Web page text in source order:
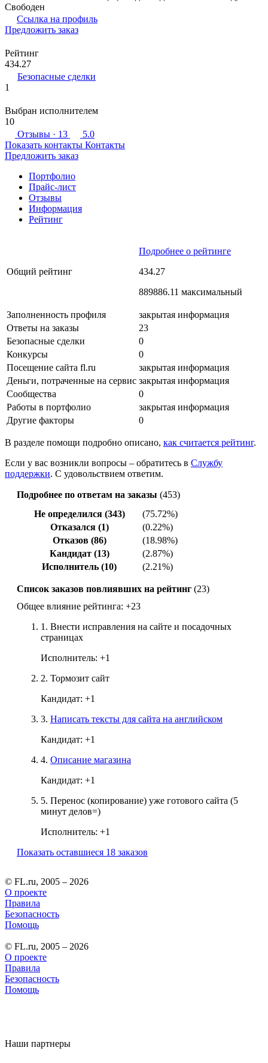
Свободен
Ссылка на профиль
Предложить заказ
Рейтинг
434.27
Безопасные сделки
1
Выбран исполнителем
10
Отзывы · 13
5.0
Показать контакты Контакты
Предложить заказ
Портфолио
Прайс-лист
Отзывы
Информация
Рейтинг
Общий рейтинг
Подробнее о рейтинге
434.27
889886.11 максимальный
Заполненность профиля
закрытая информация
Ответы на заказы
23
Безопасные сделки
0
Конкурсы
0
Посещение сайта fl.ru
закрытая информация
Деньги, потраченные на сервис закрытая информация
Сообщества
0
Работы в портфолио
закрытая информация
Другие факторы
0
В разделе помощи подробно описано, как считается рейтинг.
Если у вас возникли вопросы – обратитесь в Службу
поддержки. С удовольствием ответим.
Подробнее по ответам на заказы (453)
Не определился (343)
(75.72%)
Отказался (1)
(0.22%)
Отказов (86)
(18.98%)
Кандидат (13)
(2.87%)
Исполнитель (10)
(2.21%)
Список заказов повлиявших на рейтинг (23)
Общее влияние рейтинга: +23
1. Внести исправления на сайте и посадочных
страницах
Исполнитель: +1
2. Тормозит сайт
Кандидат: +1
3. Написать тексты для сайта на английском
Кандидат: +1
4. Описание магазина
Кандидат: +1
5. Перенос (копирование) уже готового сайта (5
минут делов=)
Исполнитель: +1
Показать оставшиеся 18 заказов
© FL.ru, 2005 – 2026
О проекте
Правила
Безопасность
Помощь
© FL.ru, 2005 – 2026
О проекте
Правила
Безопасность
Помощь
Наши партнеры